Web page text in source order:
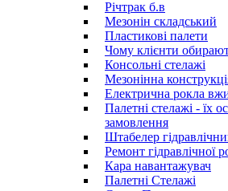
Річтрак б.в
Мезонін складський
Пластикові палети
Чому клієнти
Консольні стелажі
Мезонінна
Електрична рокла
Палетні стелажі - їх
замовлення
Штабелер
Ремонт гідравлічної
Кара навантажувач
Палетні Стелажі